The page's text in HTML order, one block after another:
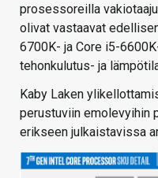
prosessoreilla
olivat vastaavat
6700K- ja Core i5-
tehonkulutus- ja
Kaby Laken
perustuviin emolevyihin
erikseen julkaistavissa